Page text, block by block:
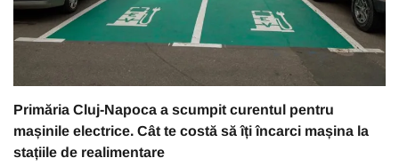
Primăria Cluj-Napoca a scumpit curentul pentru
mașinile electrice. Cât te costă să îți încarci mașina la
stațiile de realimentare